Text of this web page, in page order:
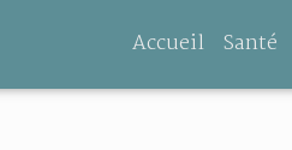
Accueil Santé